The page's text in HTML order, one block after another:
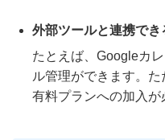
外部ツールと連携でき
たとえば、Googleカ
ル管理ができます。
有料プランへの加入が